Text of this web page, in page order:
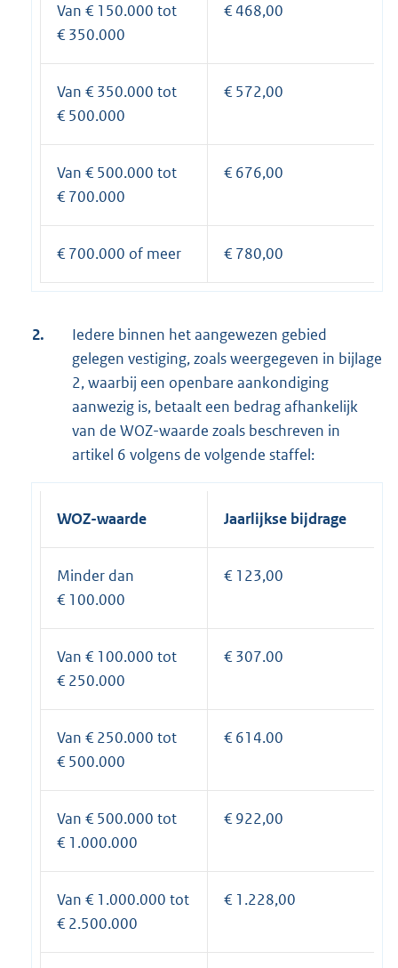
Van € 150.000 tot
€ 350.000
€ 468,00
Van € 350.000 tot
€ 500.000
€ 572,00
Van € 500.000 tot
€ 700.000
€ 676,00
€ 700.000 of meer € 780,00
2.
Iedere binnen het aangewezen gebied
gelegen vestiging, zoals weergegeven in bijlage
2, waarbij een openbare aankondiging
aanwezig is, betaalt een bedrag afhankelijk
van de WOZ-waarde zoals beschreven in
artikel 6 volgens de volgende staffel:
WOZ-waarde Jaarlijkse bijdrage
Minder dan
€ 100.000
€ 123,00
Van € 100.000 tot
€ 250.000
€ 307.00
Van € 250.000 tot
€ 500.000
€ 614.00
Van € 500.000 tot
€ 1.000.000
€ 922,00
Van € 1.000.000 tot
€ 2.500.000
€ 1.228,00